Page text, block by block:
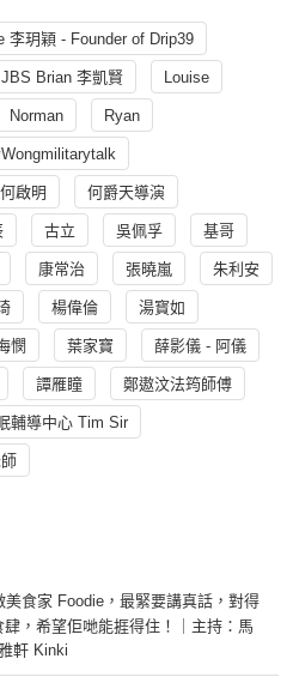
李玥穎 - Founder of Drip39
JBS Brian 李凱賢 Louise
Norman Ryan
何啟明 何爵天導演
古立 吳佩孚 基哥
康常治 張曉嵐 朱利安
楊偉倫 湯寳如
憫 葉家寶 薛影儀 - 阿儀
譚雁瞳 鄭遨汶法筠師傅
輔導中心 Tim Sir
美食家 Foodie，最緊要講真話，對得
，希望佢哋能捱得住！｜主持：馬
軒 Kinki